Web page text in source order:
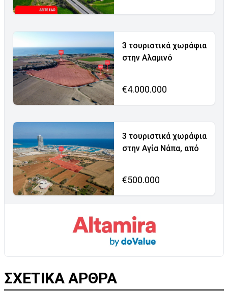
3 τουριστικά χωράφια
στην Αλαμινό
€4.000.000
3 τουριστικά χωράφια
στην Αγία Νάπα, από
€500.000
ΣΧΕΤΙΚΑ ΑΡΘΡΑ